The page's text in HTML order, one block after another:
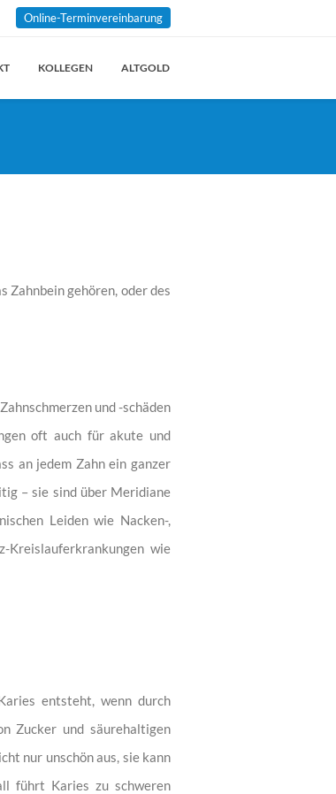
Online-Terminvereinbarung
KOLLEGEN ALTGOLD
Zahnbein gehören, oder des
und -schäden
oft auch für akute und
an jedem Zahn ein ganzer
– sie sind über Meridiane
Leiden wie Nacken-,
Kreislauferkrankungen wie
entsteht, wenn durch
Zucker und säurehaltigen
nur unschön aus, sie kann
führt Karies zu schweren